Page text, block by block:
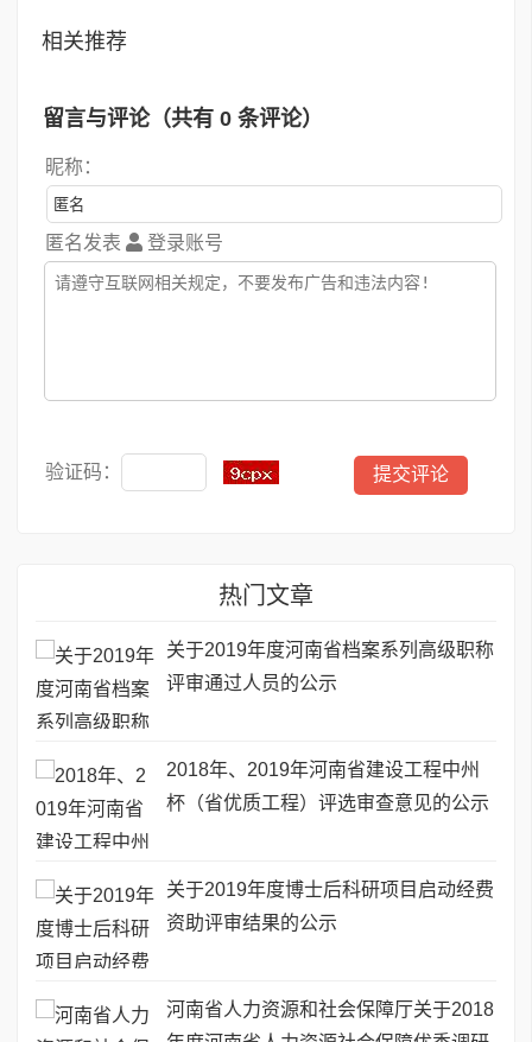
相关推荐
留言与评论（共有 0 条评论）
昵称：
匿名发表 登录账号
验证码：
热门文章
关于2019年度河南省档案系列高级职称
评审通过人员的公示
2018年、2019年河南省建设工程中州
杯（省优质工程）评选审查意见的公示
关于2019年度博士后科研项目启动经费
资助评审结果的公示
河南省人力资源和社会保障厅关于2018